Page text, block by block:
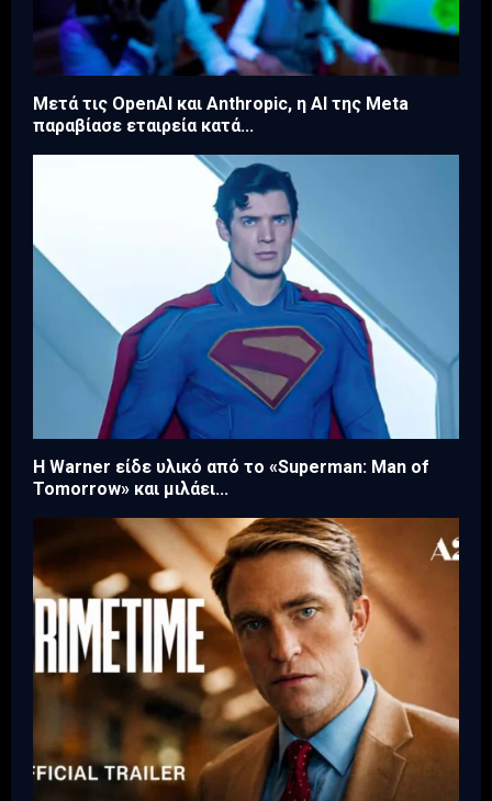
Μετά τις OpenAI και Anthropic, η AI της Meta
παραβίασε εταιρεία κατά...
Η Warner είδε υλικό από το «Superman: Man of
Tomorrow» και μιλάει...